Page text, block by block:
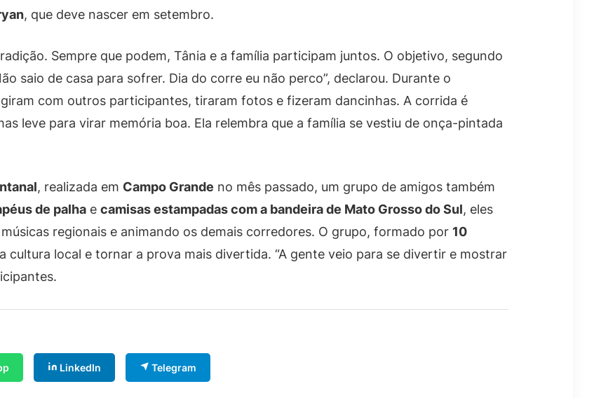
, que deve nascer em setembro.
Sempre que podem, Tânia e a família participam juntos. O objetivo, segundo
saio de casa para sofrer. Dia do corre eu não perco”, declarou. Durante o
com outros participantes, tiraram fotos e fizeram dancinhas. A corrida é
leve para virar memória boa. Ela relembra que a família se vestiu de onça-pintada
, realizada em Campo Grande no mês passado, um grupo de amigos também
de palha e camisas estampadas com a bandeira de Mato Grosso do Sul, eles
regionais e animando os demais corredores. O grupo, formado por 10
cultura local e tornar a prova mais divertida. “A gente veio para se divertir e mostrar
LinkedIn Telegram